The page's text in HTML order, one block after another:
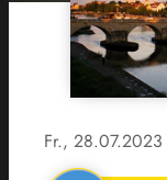
Fr., 28.07.2023